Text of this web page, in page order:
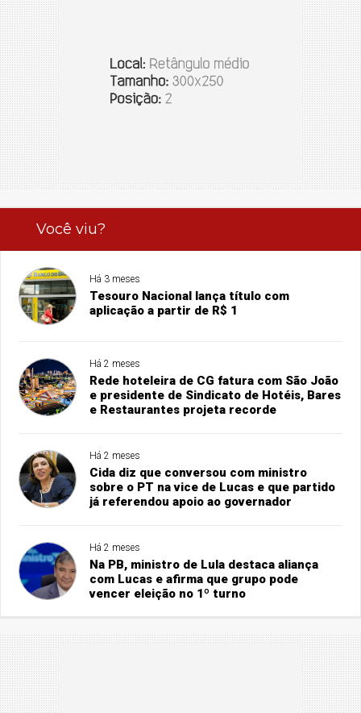
Você viu?
Há 3 meses
Tesouro Nacional lança título com
aplicação a partir de R$ 1
Há 2 meses
Rede hoteleira de CG fatura com São João
e presidente de Sindicato de Hotéis, Bares
e Restaurantes projeta recorde
Há 2 meses
Cida diz que conversou com ministro
sobre o PT na vice de Lucas e que partido
já referendou apoio ao governador
Há 2 meses
Na PB, ministro de Lula destaca aliança
com Lucas e afirma que grupo pode
vencer eleição no 1º turno